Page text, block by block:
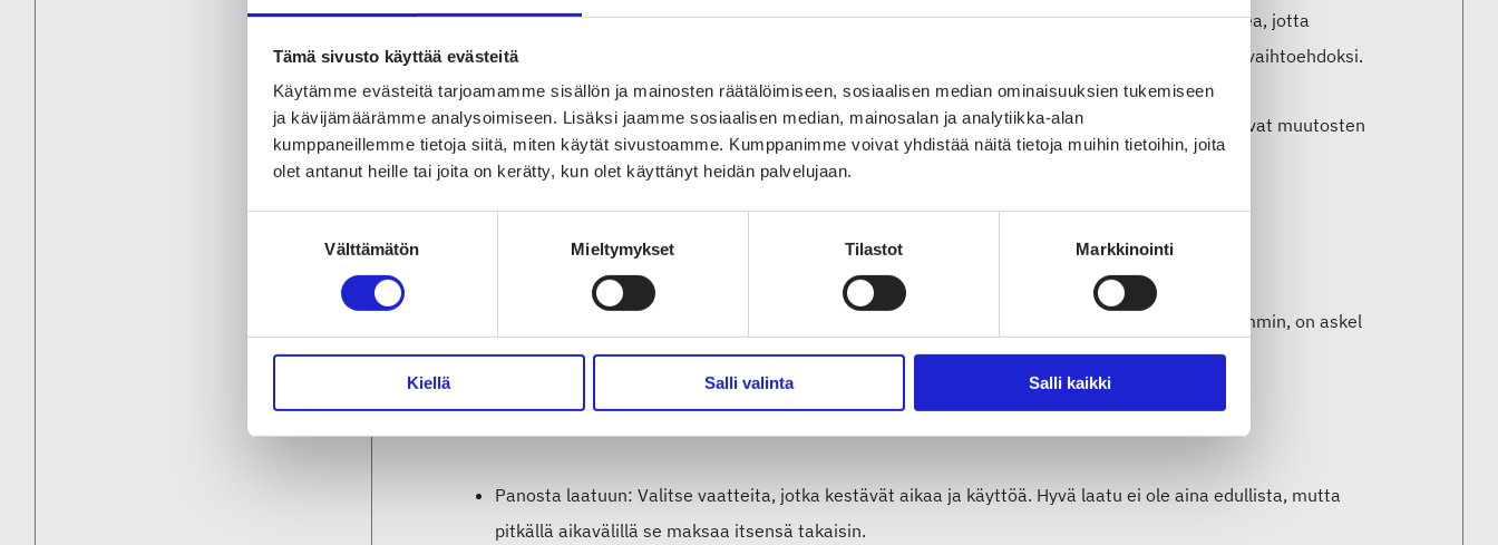
Tämä sivusto käyttää evästeitä
Käytämme evästeitä tarjoamamme sisällön ja mainosten räätälöimiseen, sosiaalisen median ominaisuuksien tukemiseen
ja kävijämäärämme analysoimiseen. Lisäksi jaamme sosiaalisen median, mainosalan ja analytiikka-alan
kumppaneillemme tietoja siitä, miten käytät sivustoamme. Kumppanimme voivat yhdistää näitä tietoja muihin tietoihin, joita
olet antanut heille tai joita on kerätty, kun olet käyttänyt heidän palvelujaan.
Välttämätön Mieltymykset Tilastot Markkinointi
Kiellä Salli valinta Salli kaikki
tuotantoteknologioita. Lisäksi korjaus- ja uudelleenkäyttöpalveluiden arvonlisäveroa voitaisiin laskea, jotta
vaatteiden korjaaminen ja kierrättäminen tulisi kuluttajille edullisemmaksi ja houkuttelevammaksi vaihtoehdoksi.
Vaihtoehtoja on monia, mutta vähintäänkin on tärkeää selvittää, mitkä toimet parhaiten edesauttavat muutosten
saavuttamista.
Yhdessä voimme muuttaa kulutuskulttuurimme
Vaikka lainsäädäntöä odotetaan, kuluttajilla on merkittävä rooli. Jokainen päätös ostaa laadukkaammin, on askel
kohti vastuullisempaa muotikulttuuria.
Panosta laatuun: Valitse vaatteita, jotka kestävät aikaa ja käyttöä. Hyvä laatu ei ole aina edullista, mutta
pitkällä aikavälillä se maksaa itsensä takaisin.